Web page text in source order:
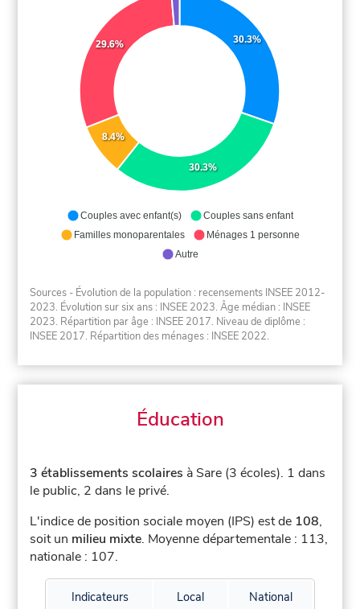
30.3%
30.3%
8.4%
29.6%
Couples avec enfant(s)
Couples sans enfant
Familles monoparentales
Ménages 1 personne
Autre
Sources - Évolution de la population : recensements INSEE 2012-
2023. Évolution sur six ans : INSEE 2023. Âge médian : INSEE
2023. Répartition par âge : INSEE 2017. Niveau de diplôme :
INSEE 2017. Répartition des ménages : INSEE 2022.
Éducation
3 établissements scolaires à Sare (3 écoles). 1 dans
le public, 2 dans le privé.
L'indice de position sociale moyen (IPS) est de 108,
soit un milieu mixte. Moyenne départementale : 113,
nationale : 107.
Indicateurs Local National